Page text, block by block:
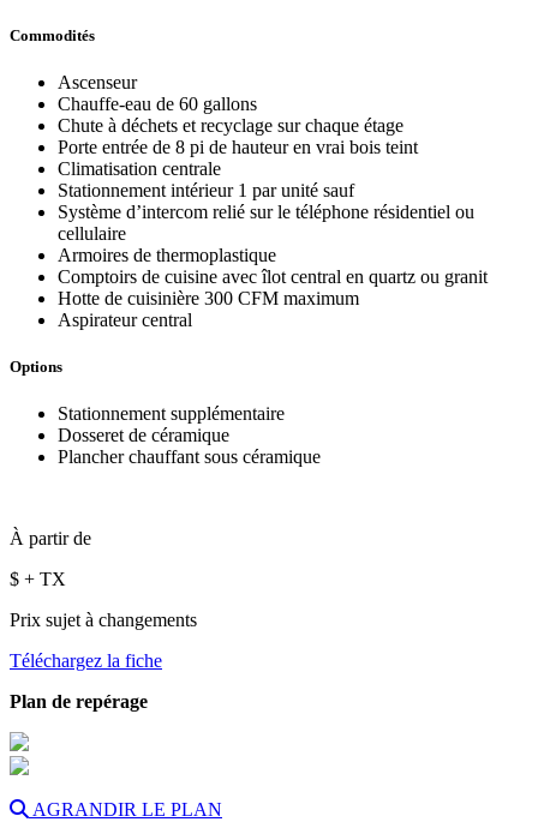
Commodités
Ascenseur
Chauffe-eau de 60 gallons
Chute à déchets et recyclage sur chaque étage
Porte entrée de 8 pi de hauteur en vrai bois teint
Climatisation centrale
Stationnement intérieur 1 par unité sauf
Système d’intercom relié sur le téléphone résidentiel ou
cellulaire
Armoires de thermoplastique
Comptoirs de cuisine avec îlot central en quartz ou granit
Hotte de cuisinière 300 CFM maximum
Aspirateur central
Options
Stationnement supplémentaire
Dosseret de céramique
Plancher chauffant sous céramique
À partir de
$ + TX
Prix sujet à changements
Téléchargez la fiche
Plan de repérage
AGRANDIR LE PLAN